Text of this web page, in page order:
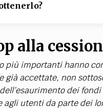
alla
più importanti hanno
già accettate, non
dei
agli utenti da parte dei